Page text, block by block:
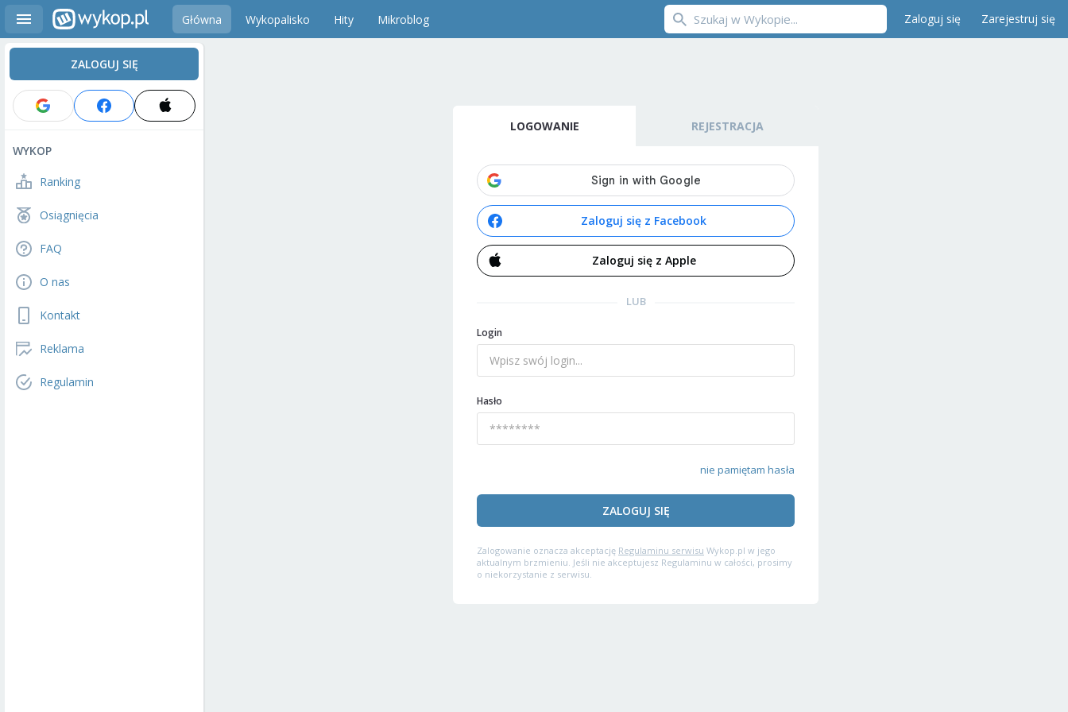
Główna Wykopalisko Hity Mikroblog Zaloguj się Zarejestruj się
ZALOGUJ SIĘ
WYKOP
Ranking
Osiągnięcia
FAQ
O nas
Kontakt
Reklama
Regulamin
LOGOWANIE REJESTRACJA
Zaloguj się z Facebook
Zaloguj się z Apple
LUB
Login
Hasło
nie pamiętam hasła
ZALOGUJ SIĘ
Zalogowanie oznacza akceptację Regulaminu serwisu Wykop.pl w jego
aktualnym brzmieniu. Jeśli nie akceptujesz Regulaminu w całości, prosimy
o niekorzystanie z serwisu.